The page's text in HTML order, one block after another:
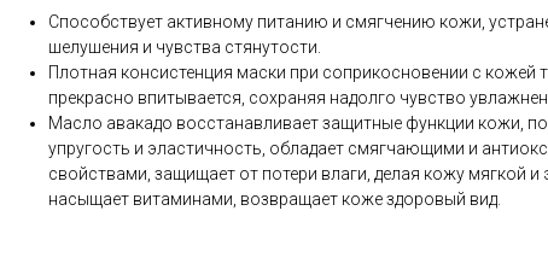
Способствует активному питанию и смягчению кожи,
шелушения и чувства стянутости.
Плотная консистенция маски при соприкосновении с кожей
прекрасно впитывается, сохраняя надолго чувство
Масло авакадо восстанавливает защитные функции кожи,
упругость и эластичность, обладает смягчающими и
свойствами, защищает от потери влаги, делая кожу мягкой и
насыщает витаминами, возвращает коже здоровый вид.